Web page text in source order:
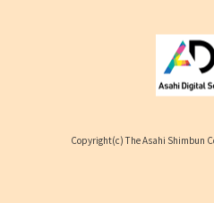
Copyright(c) The Asahi Shimbun